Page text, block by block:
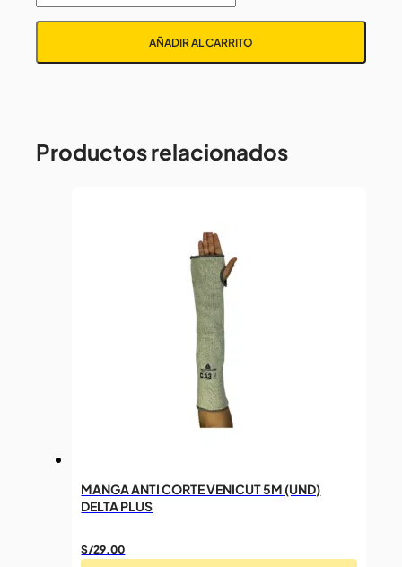
DE
cantidad
AÑADIR AL CARRITO
Productos relacionados
MANGA ANTI CORTE VENICUT 5M (UND)
DELTA PLUS
S/29.00